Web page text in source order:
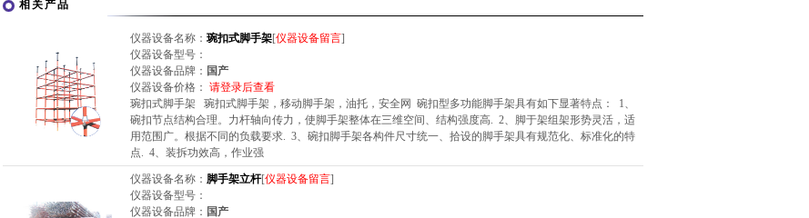
相关产品
仪器设备名称： 琬扣式脚手架[仪器设备留言]
仪器设备型号：
仪器设备品牌： 国产
仪器设备价格： 请登录后查看
琬扣式脚手架 琬扣式脚手架，移动脚手架，油托，安全网 碗扣型多功能脚手架具有如下显著特点： 1、
碗扣节点结构合理。力杆轴向传力，使脚手架整体在三维空间、结构强度高. 2、脚于架组架形势灵活，适
用范围广。根据不同的负载要求. 3、碗扣脚手架各构件尺寸统一、拾设的脚手架具有规范化、标准化的特
点. 4、装拆功效高，作业强
仪器设备名称： 脚手架立杆[仪器设备留言]
仪器设备型号：
仪器设备品牌： 国产